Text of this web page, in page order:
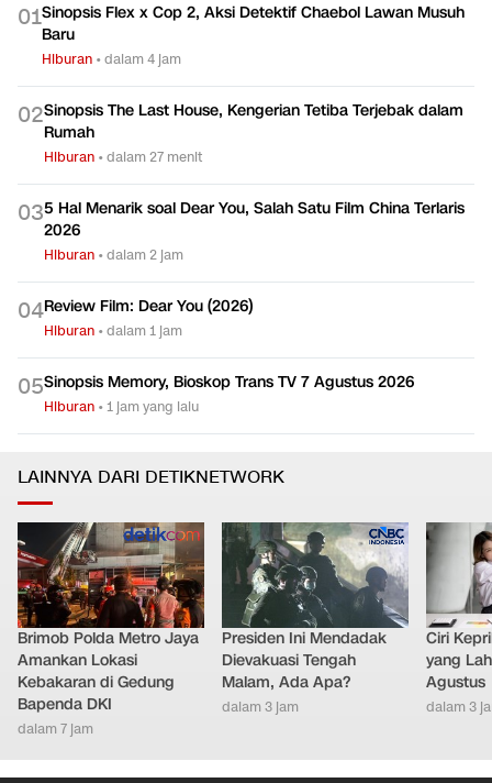
01Sinopsis Flex x Cop 2, Aksi Detektif Chaebol Lawan Musuh
Baru
Hiburan •dalam 4 jam
02Sinopsis The Last House, Kengerian Tetiba Terjebak dalam
Rumah
Hiburan •dalam 27 menit
035 Hal Menarik soal Dear You, Salah Satu Film China Terlaris
2026
Hiburan •dalam 2 jam
04Review Film: Dear You (2026)
Hiburan •dalam 1 jam
05Sinopsis Memory, Bioskop Trans TV 7 Agustus 2026
Hiburan •1 jam yang lalu
LAINNYA DARI DETIKNETWORK
Brimob Polda Metro Jaya
Amankan Lokasi
Kebakaran di Gedung
Bapenda DKI
dalam 7 jam
Presiden Ini Mendadak
Dievakuasi Tengah
Malam, Ada Apa?
dalam 3 jam
Ciri
yang
Agustus
dalam 3